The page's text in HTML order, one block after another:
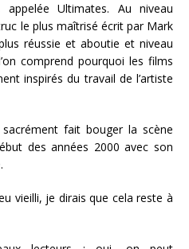
appelée Ultimates. Au niveau
le plus maîtrisé écrit par Mark
réussie et aboutie et niveau
comprend pourquoi les films
inspirés du travail de l’artiste
fait bouger la scène
des années 2000 avec son
vieilli, je dirais que cela reste à